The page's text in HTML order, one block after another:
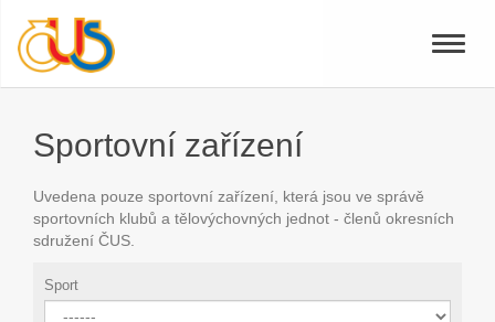
Toggle
Sportovní zařízení
Uvedena pouze sportovní zařízení, která jsou ve správě
sportovních klubů a tělovýchovných jednot - členů okresních
sdružení ČUS.
Sport